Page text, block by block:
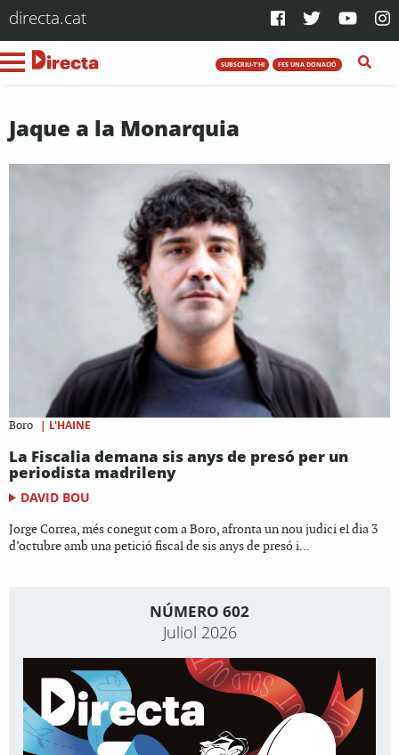
directa.cat
SUBSCRIU-T'HI FES UNA DONACIÓ
Jaque a la Monarquia
Boro | L'HAINE
La Fiscalia demana sis anys de presó per un
periodista madrileny
DAVID BOU
Jorge Correa, més conegut com a Boro, afronta un nou judici el dia 3
d’octubre amb una petició fiscal de sis anys de presó i...
NÚMERO 602
Juliol 2026